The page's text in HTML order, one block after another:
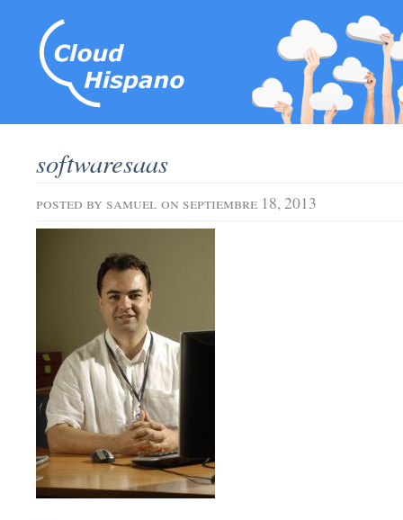
softwaresaas
posted by samuel on septiembre 18, 2013